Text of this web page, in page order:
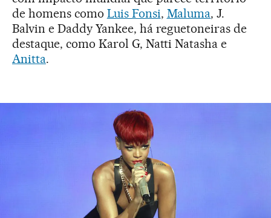
de homens como Luis Fonsi, Maluma, J.
Balvin e Daddy Yankee, há reguetoneiras de
destaque, como Karol G, Natti Natasha e
Anitta.